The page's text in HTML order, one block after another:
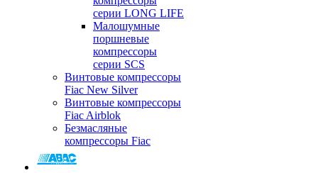
серии LONG LIFE
Малошумные
поршневые
компрессоры
серии SCS
Винтовые компрессоры
Fiac New Silver
Винтовые компрессоры
Fiac Airblok
Безмасляные
компрессоры Fiac